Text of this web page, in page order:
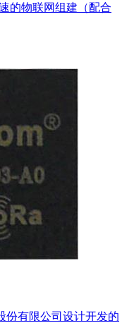
的物联网组建（配合
份有限公司设计开发的